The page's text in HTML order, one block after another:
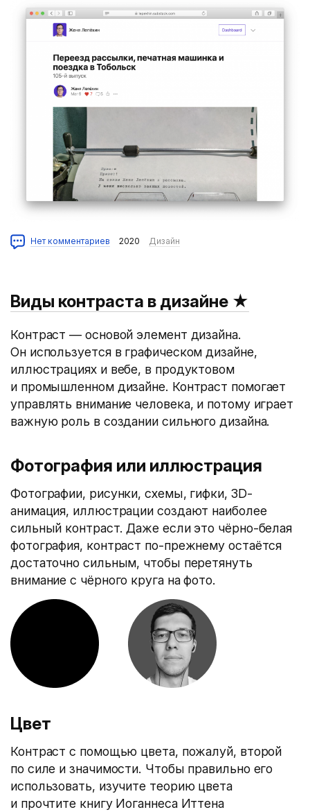
Нет комментариев 2020 Дизайн
Виды контраcта в дизайне ★
Контраст — основой элемент дизайна.
Он используется в графическом дизайне,
иллюстрациях и вебе, в продуктовом
и промышленном дизайне. Контраст помогает
управлять внимание человека, и потому играет
важную роль в создании сильного дизайна.
Фотография или иллюстрация
Фотографии, рисунки, схемы, гифки, 3D-
анимация, иллюстрации создают наиболее
сильный контраст. Даже если это чёрно-белая
фотография, контраст по-прежнему остаётся
достаточно сильным, чтобы перетянуть
внимание с чёрного круга на фото.
Цвет
Контраст с помощью цвета, пожалуй, второй
по силе и значимости. Чтобы правильно его
использовать, изучите теорию цвета
и прочтите книгу Иоганнеса Иттена